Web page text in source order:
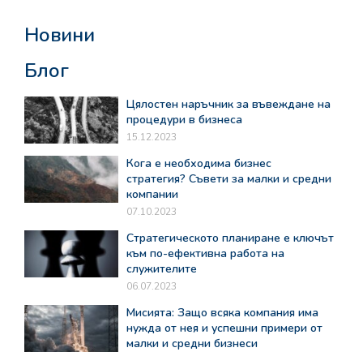
Новини
Блог
Цялостен наръчник за въвеждане на
процедури в бизнеса
15.12.2023
Кога е необходима бизнес
стратегия? Съвети за малки и средни
компании
07.10.2023
Стратегическото планиране е ключът
към по-ефективна работа на
служителите
06.07.2023
Мисията: Защо всяка компания има
нужда от нея и успешни примери от
малки и средни бизнеси